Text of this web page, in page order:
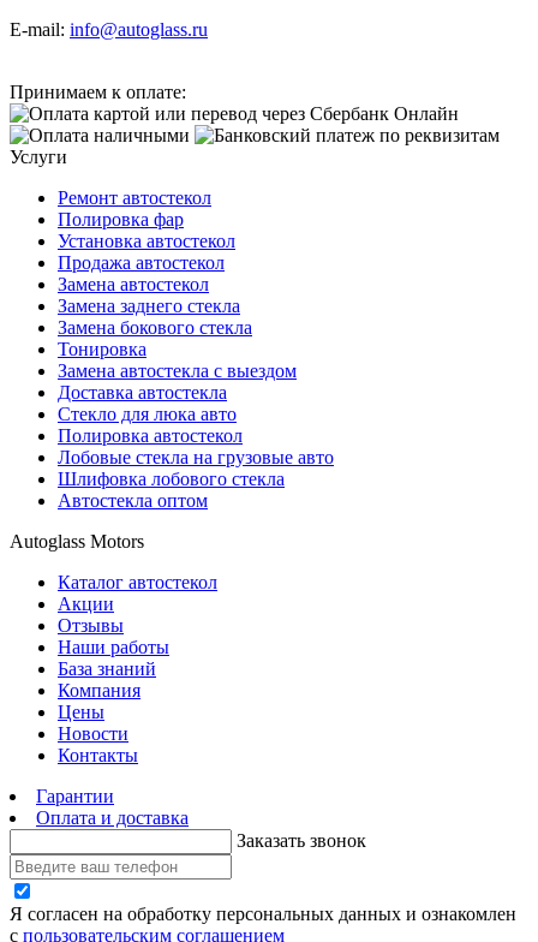
E-mail: info@autoglass.ru
Принимаем к оплате:
Услуги
Ремонт автостекол
Полировка фар
Установка автостекол
Продажа автостекол
Замена автостекол
Замена заднего стекла
Замена бокового стекла
Тонировка
Замена автостекла с выездом
Доставка автостекла
Стекло для люка авто
Полировка автостекол
Лобовые стекла на грузовые авто
Шлифовка лобового стекла
Автостекла оптом
Autoglass Motors
Каталог автостекол
Акции
Отзывы
Наши работы
База знаний
Компания
Цены
Новости
Контакты
Гарантии
Оплата и доставка
Заказать звонок
Я согласен на обработку персональных данных и ознакомлен
с пользовательским соглашением